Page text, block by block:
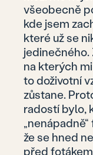
všeobecně
kde jsem
které už se
jedinečného.
na kterých
to doživotní
zůstane.
radostí bylo,
že se hned
před